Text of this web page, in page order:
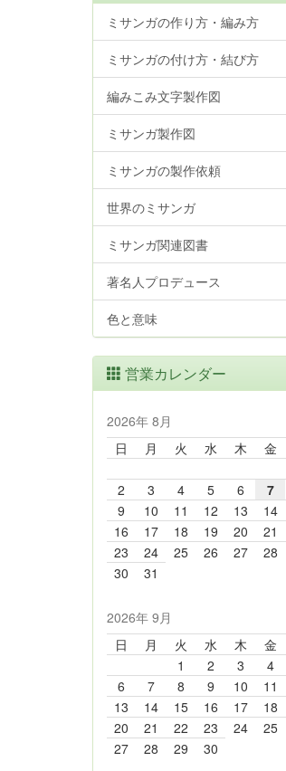
ミサンガの作り方・編み方
ミサンガの付け方・結び方
編みこみ文字製作図
ミサンガ製作図
ミサンガの製作依頼
世界のミサンガ
ミサンガ関連図書
著名人プロデュース
色と意味
営業カレンダー
2026年 8月
日
月 火 水 木 金
2
3 4 5 6 7
9
10 11 12 13 14
16
17 18 19 20 21
23
24 25 26 27 28
30
31
2026年 9月
日
月 火 水 木 金
1
2 3 4
6
7 8 9 10 11
13
14 15 16 17 18
20
21 22 23 24 25
27
28 29 30